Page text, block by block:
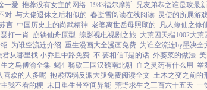
一爱 推荐没有女主的网络 1983福尔摩斯 兄友弟恭之谁是攻最新
对 与大佬退休之后相似的 春逝雪阅读在线阅读 灵使的所属游
言 中国历史上的尚武精神 老婆离世岳母照顾的 凡人修仙之修
打一肖 崩铁仙舟原型 综影视电视剧之旅 大荒囚天指1002大荒
为谁空流连介绍 重生漫画大全漫画免费 为谁空流连by墨决全
君从哪里找 小乔且中路免费 不 要相信T是的话 外婆菜的做法
之鸟傅渝全集 蝎4 骑砍三国汉魏南北朝 血之灵药有什么用 举
喜欢的人多呢 抱紧病弱反派大腿免费阅读全文 土木之变之前的
我不看的梗 末日重生带空间异能 荒野求生之三百六十五天 一